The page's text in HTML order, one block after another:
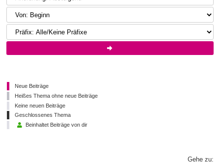
Neue Beiträge
Heißes Thema ohne neue Beiträge
Keine neuen Beiträge
Geschlossenes Thema
Beinhaltet Beiträge von dir
Gehe zu: